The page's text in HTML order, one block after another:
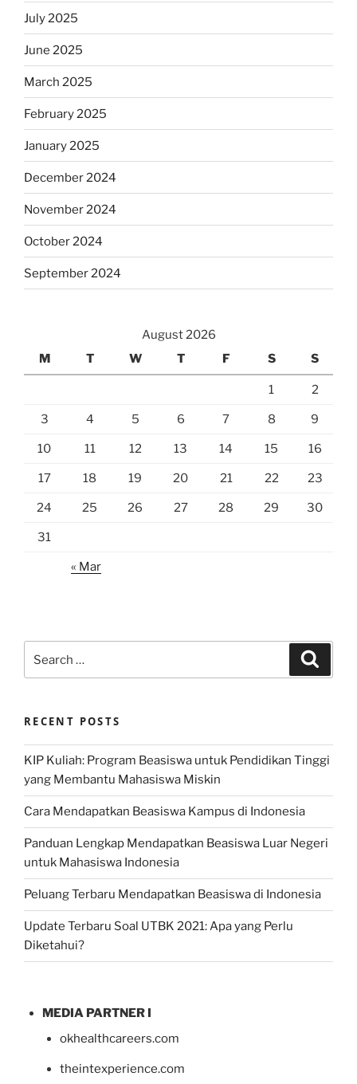
July 2025
June 2025
March 2025
February 2025
January 2025
December 2024
November 2024
October 2024
September 2024
August 2026
M
T W T F S S
1 2
3 4 5 6 7 8 9
10 11 12 13 14 15 16
17 18 19 20 21 22 23
24 25 26 27 28 29 30
31
« Mar
for:
RECENT POSTS
KIP Kuliah: Program Beasiswa untuk Pendidikan Tinggi
yang Membantu Mahasiswa Miskin
Cara Mendapatkan Beasiswa Kampus di Indonesia
Panduan Lengkap Mendapatkan Beasiswa Luar Negeri
untuk Mahasiswa Indonesia
Peluang Terbaru Mendapatkan Beasiswa di Indonesia
Update Terbaru Soal UTBK 2021: Apa yang Perlu
Diketahui?
MEDIA PARTNER I
okhealthcareers.com
theintexperience.com